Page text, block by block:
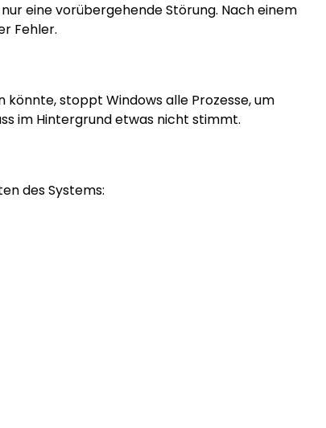
eine vorübergehende Störung. Nach einem
Fehler.
könnte, stoppt Windows alle Prozesse, um
im Hintergrund etwas nicht stimmt.
des Systems: